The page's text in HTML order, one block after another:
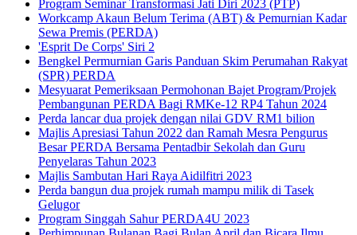
Program Seminar Transformasi Jati Diri 2023 (PTP)
Workcamp Akaun Belum Terima (ABT) & Pemurnian Kadar
Sewa Premis (PERDA)
'Esprit De Corps' Siri 2
Bengkel Permurnian Garis Panduan Skim Perumahan Rakyat
(SPR) PERDA
Mesyuarat Pemeriksaan Permohonan Bajet Program/Projek
Pembangunan PERDA Bagi RMKe-12 RP4 Tahun 2024
Perda lancar dua projek dengan nilai GDV RM1 bilion
Majlis Apresiasi Tahun 2022 dan Ramah Mesra Pengurus
Besar PERDA Bersama Pentadbir Sekolah dan Guru
Penyelaras Tahun 2023
Majlis Sambutan Hari Raya Aidilfitri 2023
Perda bangun dua projek rumah mampu milik di Tasek
Gelugor
Program Singgah Sahur PERDA4U 2023